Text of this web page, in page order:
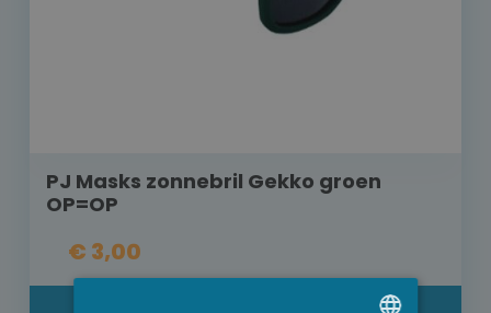
PJ Masks zonnebril Gekko groen
OP=OP
€ 3,00